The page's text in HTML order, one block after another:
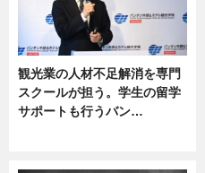
観光業の人材不足解消を専門
スクールが担う。学生の留学
サポートも行うバン…